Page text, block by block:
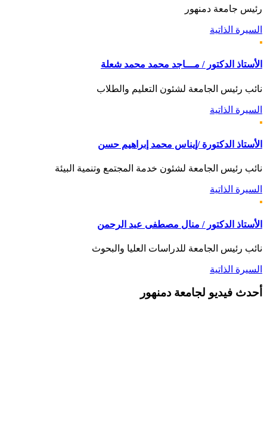
رئيس جامعة دمنهور
السيرة الذاتية
الأستاذ الدكتور / مـــاجد محمد محمد شعلة
نائب رئيس الجامعة لشئون التعليم والطلاب
السيرة الذاتية
الأستاذ الدكتورة /إيناس محمد إبراهيم حسن
نائب رئيس الجامعة لشئون خدمة المجتمع وتنمية البيئة
السيرة الذاتية
الأستاذ الدكتور / منال مصطفى عبد الرحمن
نائب رئيس الجامعة للدراسات العليا والبحوث
السيرة الذاتية
أحدث فيديو لجامعة دمنهور